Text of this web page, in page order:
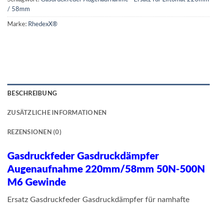
/ 58mm
Marke: RhedexX®
BESCHREIBUNG
ZUSÄTZLICHE INFORMATIONEN
REZENSIONEN (0)
Gasdruckfeder Gasdruckdämpfer
Augenaufnahme 220mm/58mm 50N-500N
M6 Gewinde
Ersatz Gasdruckfeder Gasdruckdämpfer für namhafte